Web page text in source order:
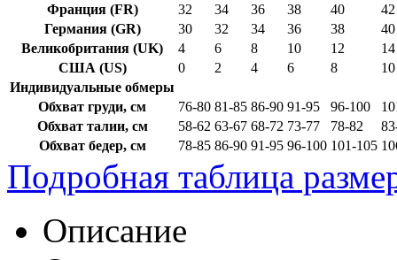
Франция (FR)
32 34 36 38 40
42
Германия (GR)
30 32 34 36 38
40
Великобритания (UK)
4 6 8 10 12
14
США (US)
0 2 4 6 8
10
Индивидуальные обмеры
Обхват груди, см
76-80 81-85 86-90 91-95 96-100
Обхват талии, см
58-62 63-67 68-72 73-77 78-82
Обхват бедер, см
78-85 86-90 91-95 96-100 101-105
Подробная таблица
Описание